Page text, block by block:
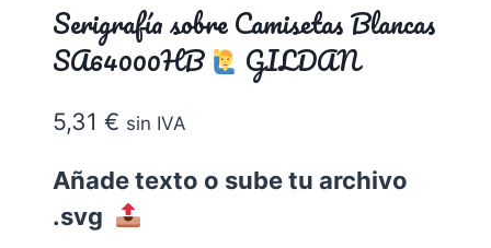
Serigrafía sobre Camisetas Blancas
SA64000HB
GILDAN
5,31 € sin IVA
Añade texto o sube tu archivo
.svg